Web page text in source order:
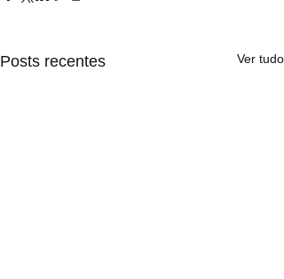
Posts recentes Ver tudo